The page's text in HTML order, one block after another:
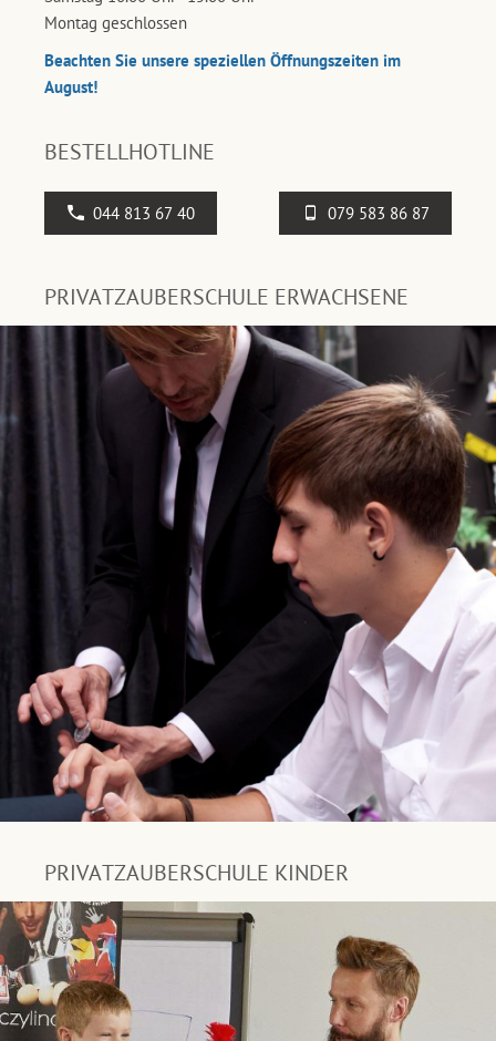
Montag geschlossen
Beachten Sie unsere speziellen Öffnungszeiten im
August!
BESTELLHOTLINE
044 813 67 40 079 583 86 87
PRIVATZAUBERSCHULE ERWACHSENE
PRIVATZAUBERSCHULE KINDER